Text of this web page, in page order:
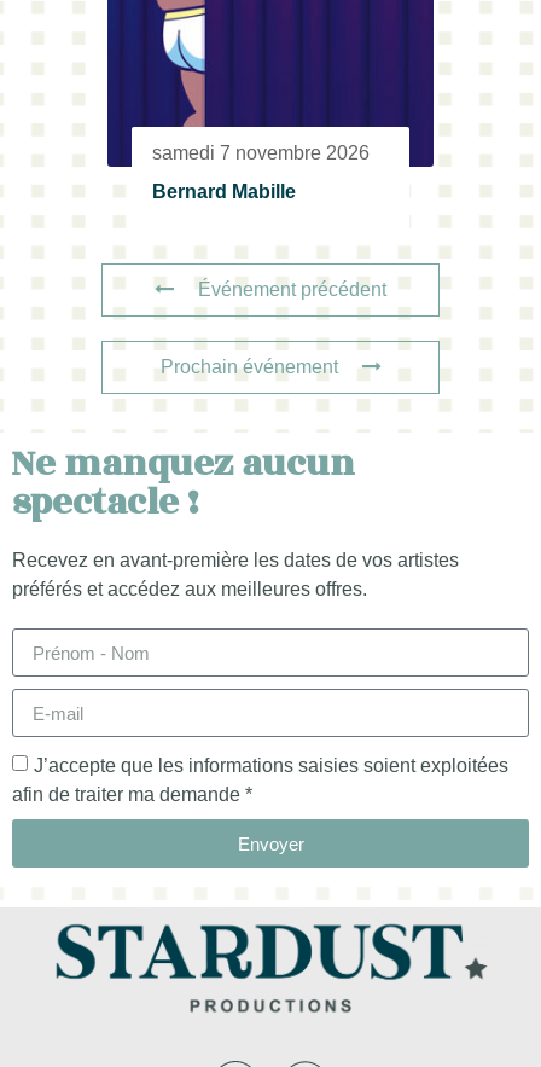
samedi 7 novembre 2026
Bernard Mabille
Événement précédent
Prochain événement
Ne manquez aucun
spectacle !
Recevez en avant-première les dates de vos artistes
préférés et accédez aux meilleures offres.
J’accepte que les informations saisies soient exploitées
afin de traiter ma demande *
Envoyer